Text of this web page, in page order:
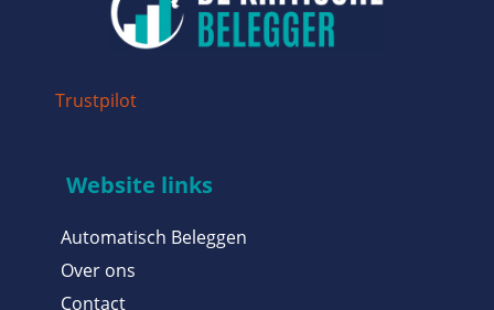
Trustpilot
Website links
Automatisch Beleggen
Over ons
Contact